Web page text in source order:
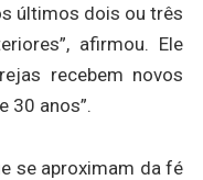
últimos dois ou três
afirmou. Ele
recebem novos
30 anos”.
se aproximam da fé